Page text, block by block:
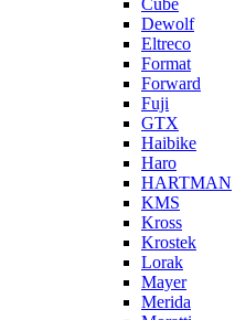
Cube
Dewolf
Eltreco
Format
Forward
Fuji
GTX
Haibike
Haro
HARTMAN
KMS
Kross
Krostek
Lorak
Mayer
Merida